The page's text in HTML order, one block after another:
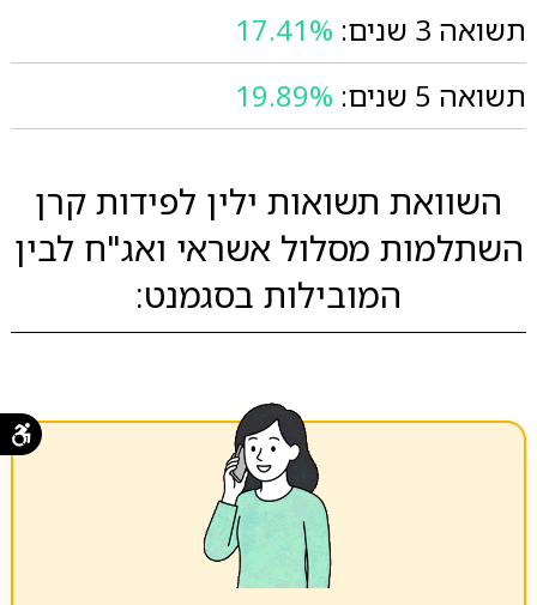
תשואה 3 שנים:
17.41%
תשואה 5 שנים:
19.89%
השוואת תשואות ילין לפידות קרן
השתלמות מסלול אשראי ואג"ח לבין
המובילות בסגמנט: